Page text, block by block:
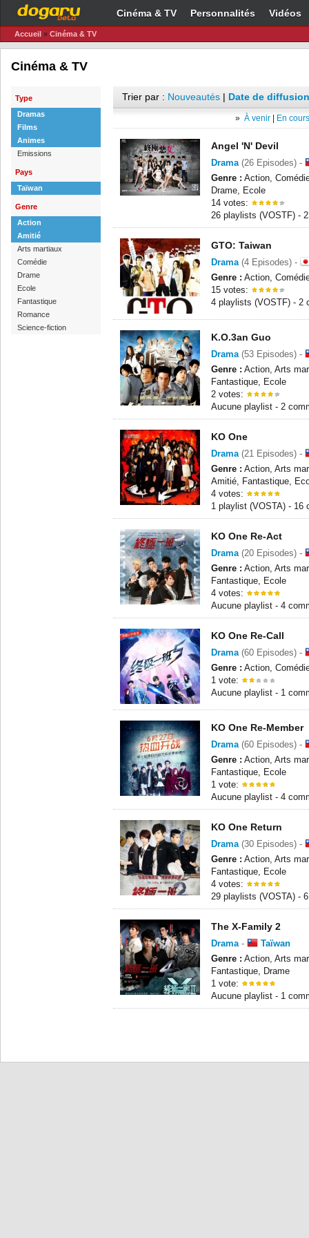
Cinéma & TV Personnalités Vidéos
Accueil » Cinéma & TV
Cinéma & TV
Type
Dramas
Films
Animes
Emissions
Pays
Taïwan
Genre
Action
Amitié
Arts martiaux
Comédie
Drame
Ecole
Fantastique
Romance
Science-fiction
Trier par : Nouveautés | Date de
» À venir En
Angel 'N' Devil
Drama(26 Episodes) -
Genre : Action,
Drame, Ecole
14 votes:
26 playlists (VOSTF) -
GTO: Taiwan
Drama(4 Episodes) -
Genre : Action,
15 votes:
4 playlists (VOSTF) - 2
K.O.3an Guo
Drama(53 Episodes) -
Genre : Action, Arts
Fantastique, Ecole
2 votes:
Aucune playlist - 2
KO One
Drama(21 Episodes) -
Genre : Action, Arts
Amitié, Fantastique,
4 votes:
1 playlist (VOSTA) - 16
KO One Re-Act
Drama(20 Episodes) -
Genre : Action, Arts
Fantastique, Ecole
4 votes:
Aucune playlist - 4
KO One Re-Call
Drama(60 Episodes) -
Genre : Action,
1 vote:
Aucune playlist - 1
KO One Re-Member
Drama(60 Episodes) -
Genre : Action, Arts
Fantastique, Ecole
1 vote:
Aucune playlist - 4
KO One Return
Drama(30 Episodes) -
Genre : Action, Arts
Fantastique, Ecole
4 votes:
29 playlists (VOSTA) -
The X-Family 2
Drama-
Taïwan
Genre : Action, Arts
Fantastique, Drame
1 vote:
Aucune playlist - 1